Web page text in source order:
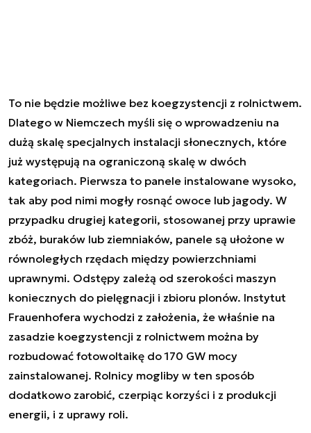
To nie będzie możliwe bez koegzystencji z rolnictwem.
Dlatego w Niemczech myśli się o wprowadzeniu na
dużą skalę specjalnych instalacji słonecznych, które
już występują na ograniczoną skalę w dwóch
kategoriach. Pierwsza to panele instalowane wysoko,
tak aby pod nimi mogły rosnąć owoce lub jagody. W
przypadku drugiej kategorii, stosowanej przy uprawie
zbóż, buraków lub ziemniaków, panele są ułożone w
równoległych rzędach między powierzchniami
uprawnymi. Odstępy zależą od szerokości maszyn
koniecznych do pielęgnacji i zbioru plonów. Instytut
Frauenhofera wychodzi z założenia, że właśnie na
zasadzie koegzystencji z rolnictwem można by
rozbudować fotowoltaikę do 170 GW mocy
zainstalowanej. Rolnicy mogliby w ten sposób
dodatkowo zarobić, czerpiąc korzyści i z produkcji
energii, i z uprawy roli.